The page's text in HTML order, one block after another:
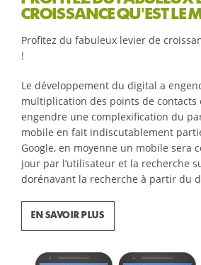
CROISSANCE QU'EST LE
Profitez du fabuleux levier de
!
Le développement du digital a
multiplication des points de contacts
engendre une complexification du
mobile en fait indiscutablement
Google, en moyenne un mobile sera
jour par l’utilisateur et la recherche
dorénavant la recherche à partir du
EN SAVOIR PLUS